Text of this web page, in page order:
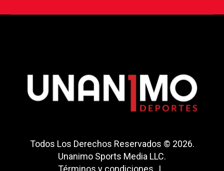
Todos Los Derechos Reservados © 2026.
Unanimo Sports Media LLC.
Términos y condiciones